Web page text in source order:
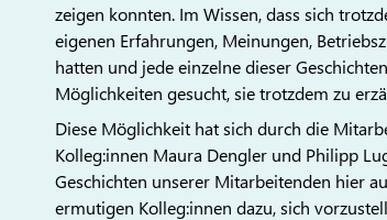
zeigen konnten. Im Wissen, dass sich
eigenen Erfahrungen, Meinungen,
hatten und jede einzelne dieser
Möglichkeiten gesucht, sie trotzdem zu
Diese Möglichkeit hat sich durch die
Kolleg:innen Maura Dengler und Philipp
Geschichten unserer Mitarbeitenden hier
ermutigen Kolleg:innen dazu, sich